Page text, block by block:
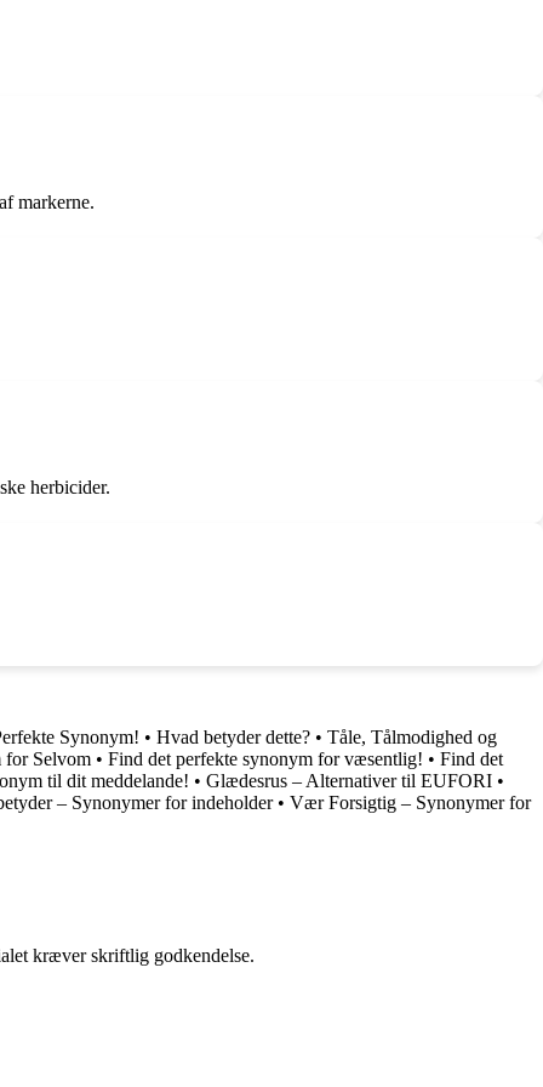
markerne.
herbicider.
Synonym! • Hvad betyder dette? • Tåle, Tålmodighed og
for Selvom • Find det perfekte synonym for væsentlig! • Find det
til dit meddelande! • Glædesrus – Alternativer til EUFORI •
– Synonymer for indeholder• Vær Forsigtig – Synonymer for
kræver skriftlig godkendelse.